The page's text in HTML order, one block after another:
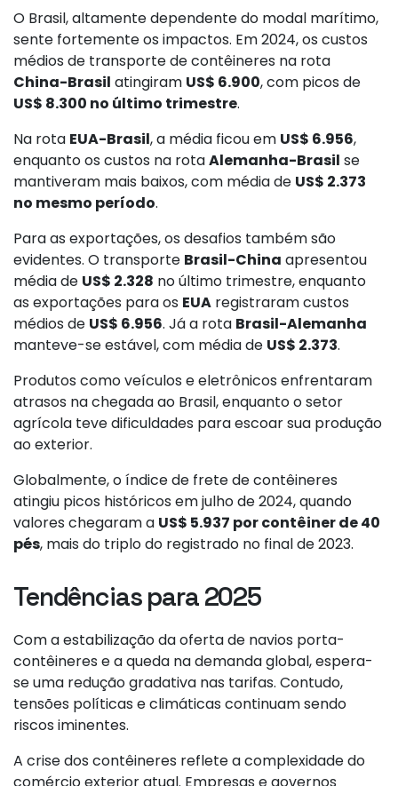
O Brasil, altamente dependente do modal marítimo,
sente fortemente os impactos. Em 2024, os custos
médios de transporte de contêineres na rota
China-Brasil atingiram US$ 6.900, com picos de
US$ 8.300 no último trimestre.
Na rota EUA-Brasil, a média ficou em US$ 6.956,
enquanto os custos na rotaAlemanha-Brasil se
mantiveram mais baixos, com média de US$ 2.373
no mesmo período.
Para as exportações, os desafios também são
evidentes. O transporte Brasil-China apresentou
média de US$ 2.328 no último trimestre, enquanto
as exportações para os EUA registraram custos
médios de US$ 6.956. Já a rota Brasil-Alemanha
manteve-se estável, com média de US$ 2.373.
Produtos como veículos e eletrônicos enfrentaram
atrasos na chegada ao Brasil, enquanto o setor
agrícola teve dificuldades para escoar sua produção
ao exterior.
Globalmente, o índice de frete de contêineres
atingiu picos históricos em julho de 2024, quando
valores chegaram a US$ 5.937 por contêiner de 40
pés, mais do triplo do registrado no final de 2023​.
Tendências para 2025
Com a estabilização da oferta de navios porta-
contêineres e a queda na demanda global, espera-
se uma redução gradativa nas tarifas. Contudo,
tensões políticas e climáticas continuam sendo
riscos iminentes​.
A crise dos contêineres reflete a complexidade do